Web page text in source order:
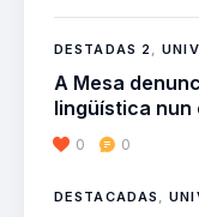
DESTADAS 2,
A Mesa
lingüística nun
0 0
DESTACADAS ,